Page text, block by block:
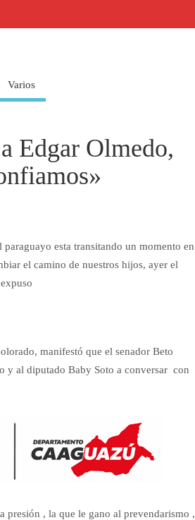
Varios
Edgar Olmedo,
esta transitando un momento en
el camino de nuestros hijos, ayer el
manifestó que el senador Beto
y al diputado Baby Soto a conversar con
presión , la que le gano al prevendarismo ,